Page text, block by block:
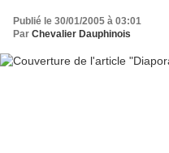
Publié le 30/01/2005 à 03:01
Par Chevalier Dauphinois